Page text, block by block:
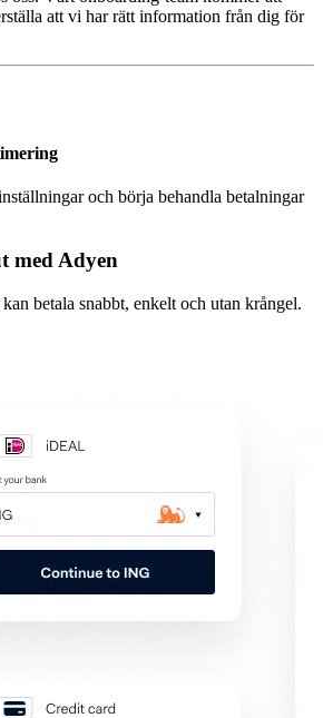
att vi har rätt information från dig för
och börja behandla betalningar
med Adyen
betala snabbt, enkelt och utan krångel.